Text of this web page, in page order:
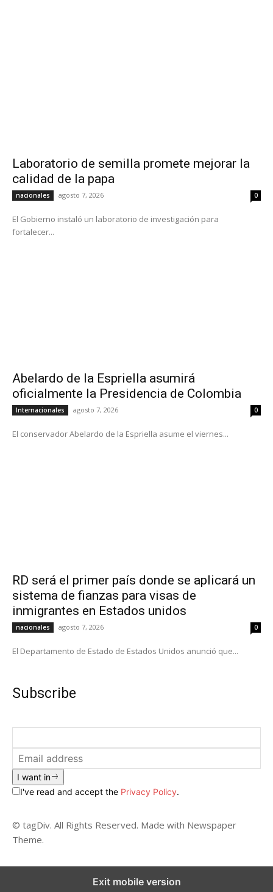
Laboratorio de semilla promete mejorar la
calidad de la papa
nacionales agosto 7, 2026 0
El Gobierno instaló un laboratorio de investigación para
fortalecer...
Abelardo de la Espriella asumirá
oficialmente la Presidencia de Colombia
Internacionales agosto 7, 2026 0
El conservador Abelardo de la Espriella asume el viernes...
RD será el primer país donde se aplicará un
sistema de fianzas para visas de
inmigrantes en Estados unidos
nacionales agosto 7, 2026 0
El Departamento de Estado de Estados Unidos anunció que...
Subscribe
I want in
I've read and accept the Privacy Policy.
© tagDiv. All Rights Reserved. Made with Newspaper
Theme.
Exit mobile version